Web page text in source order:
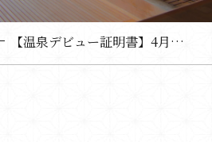
【温泉デビュー証明書】4月21日の「あきな」ちゃん